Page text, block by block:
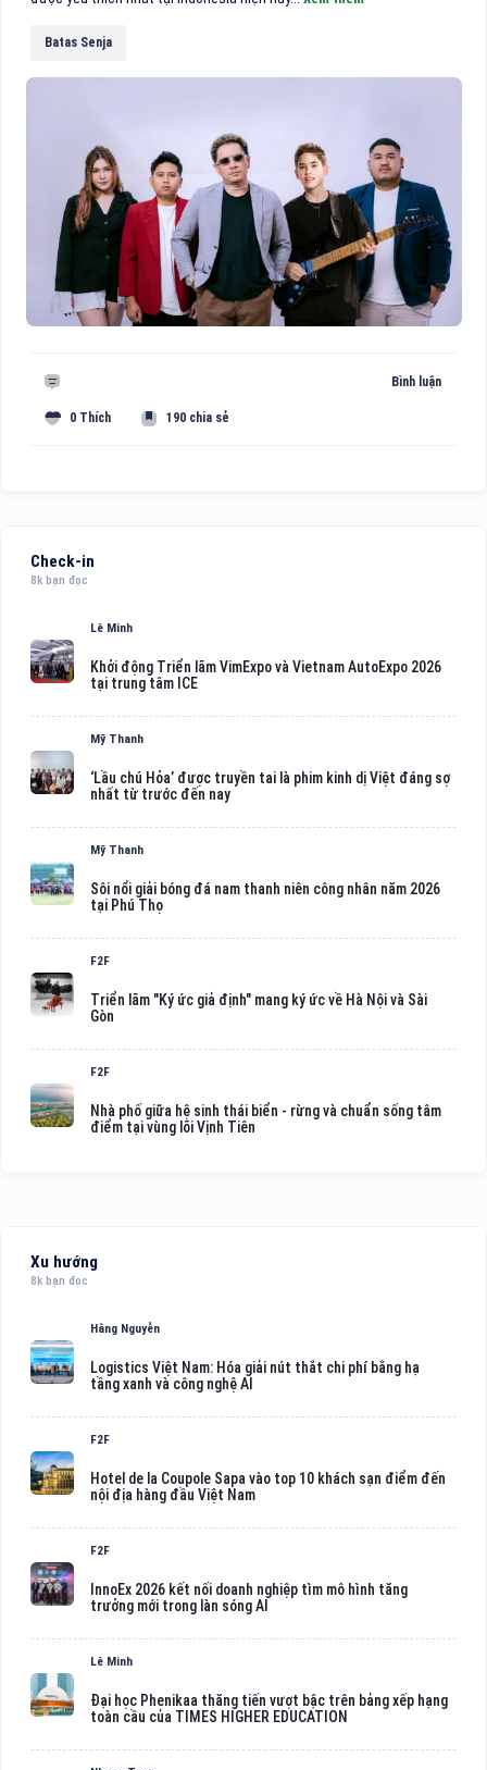
Batas Senja
Bình luận
0 Thích 190 chia sẻ
Check-in
8k bạn đọc
Lê Minh
Khởi động Triển lãm VimExpo và Vietnam AutoExpo 2026
tại trung tâm ICE
Mỹ Thanh
‘Lầu chú Hỏa’ được truyền tai là phim kinh dị Việt đáng sợ
nhất từ trước đến nay
Mỹ Thanh
Sôi nổi giải bóng đá nam thanh niên công nhân năm 2026
tại Phú Thọ
F2F
Triển lãm "Ký ức giả định" mang ký ức về Hà Nội và Sài
Gòn
F2F
Nhà phố giữa hệ sinh thái biển - rừng và chuẩn sống tâm
điểm tại vùng lõi Vịnh Tiên
Xu hướng
8k bạn đọc
Hằng Nguyễn
Logistics Việt Nam: Hóa giải nút thắt chi phí bằng hạ
tầng xanh và công nghệ AI
F2F
Hotel de la Coupole Sapa vào top 10 khách sạn điểm đến
nội địa hàng đầu Việt Nam
F2F
InnoEx 2026 kết nối doanh nghiệp tìm mô hình tăng
trưởng mới trong làn sóng AI
Lê Minh
Đại học Phenikaa thăng tiến vượt bậc trên bảng xếp hạng
toàn cầu của TIMES HIGHER EDUCATION